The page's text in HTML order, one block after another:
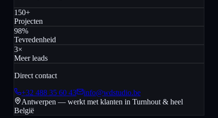
150+
Projecten
98%
Tevredenheid
3×
Meer leads
Direct contact
+32 488 35 60 43
info@wdstudio.be
Antwerpen — werkt met klanten in Turnhout & heel
België